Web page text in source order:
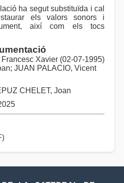
ha segut substituïda i cal
els valors sonors i
així com els tocs
Xavier (02-07-1995)
JUAN PALACIO, Vicent
CHELET, Joan